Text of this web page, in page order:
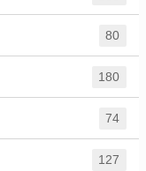
80
180
74
127